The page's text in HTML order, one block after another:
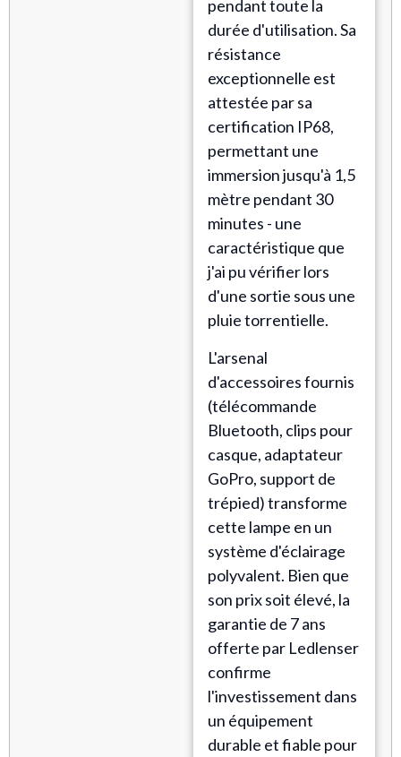
pendant toute la
durée d'utilisation. Sa
résistance
exceptionnelle est
attestée par sa
certification IP68,
permettant une
immersion jusqu'à 1,5
mètre pendant 30
minutes - une
caractéristique que
j'ai pu vérifier lors
d'une sortie sous une
pluie torrentielle.
L'arsenal
d'accessoires fournis
(télécommande
Bluetooth, clips pour
casque, adaptateur
GoPro, support de
trépied) transforme
cette lampe en un
système d'éclairage
polyvalent. Bien que
son prix soit élevé, la
garantie de 7 ans
offerte par Ledlenser
confirme
l'investissement dans
un équipement
durable et fiable pour